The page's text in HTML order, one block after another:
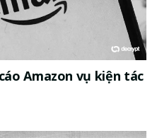
Amazon vụ kiện tác